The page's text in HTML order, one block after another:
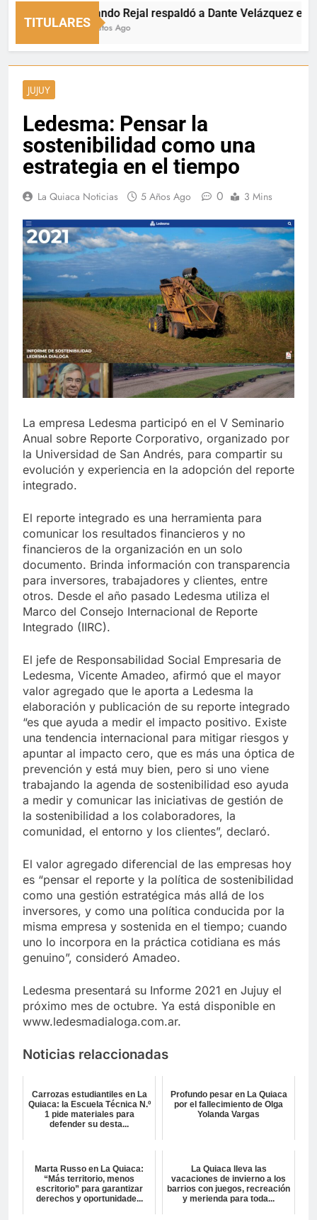
TITULARES
Fernando Rejal respaldó a Dante Velázquez en el
11 Minutos Ago
JUJUY
Ledesma: Pensar la
sostenibilidad como una
estrategia en el tiempo
La Quiaca Noticias 5 Años Ago 0 3 Mins
La empresa Ledesma participó en el V Seminario
Anual sobre Reporte Corporativo, organizado por
la Universidad de San Andrés, para compartir su
evolución y experiencia en la adopción del reporte
integrado.
El reporte integrado es una herramienta para
comunicar los resultados financieros y no
financieros de la organización en un solo
documento. Brinda información con transparencia
para inversores, trabajadores y clientes, entre
otros. Desde el año pasado Ledesma utiliza el
Marco del Consejo Internacional de Reporte
Integrado (IIRC).
El jefe de Responsabilidad Social Empresaria de
Ledesma, Vicente Amadeo, afirmó que el mayor
valor agregado que le aporta a Ledesma la
elaboración y publicación de su reporte integrado
“es que ayuda a medir el impacto positivo. Existe
una tendencia internacional para mitigar riesgos y
apuntar al impacto cero, que es más una óptica de
prevención y está muy bien, pero si uno viene
trabajando la agenda de sostenibilidad eso ayuda
a medir y comunicar las iniciativas de gestión de
la sostenibilidad a los colaboradores, la
comunidad, el entorno y los clientes”, declaró.
El valor agregado diferencial de las empresas hoy
es “pensar el reporte y la política de sostenibilidad
como una gestión estratégica más allá de los
inversores, y como una política conducida por la
misma empresa y sostenida en el tiempo; cuando
uno lo incorpora en la práctica cotidiana es más
genuino”, consideró Amadeo.
Ledesma presentará su Informe 2021 en Jujuy el
próximo mes de octubre. Ya está disponible en
www.ledesmadialoga.com.ar.
Noticias relaccionadas
Carrozas estudiantiles en La
Quiaca: la Escuela Técnica N.º
1 pide materiales para
defender su desta...
Profundo pesar en La Quiaca
por el fallecimiento de Olga
Yolanda Vargas
Marta Russo en La Quiaca:
“Más territorio, menos
escritorio” para garantizar
derechos y oportunidade...
La Quiaca lleva las
vacaciones de invierno a los
barrios con juegos, recreación
y merienda para toda...